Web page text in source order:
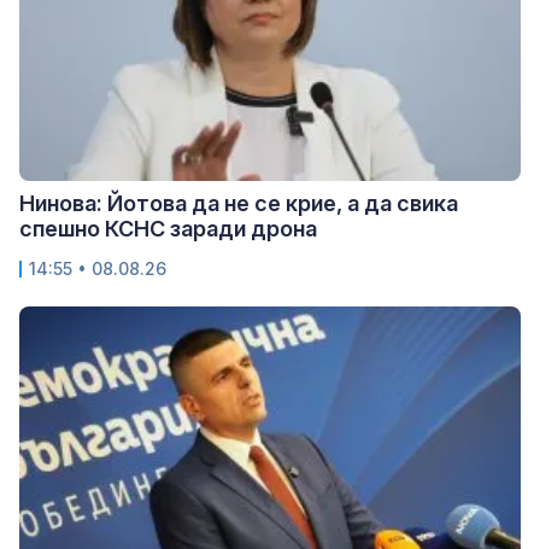
Нинова: Йотова да не се крие, а да свика
спешно КСНС заради дрона
14:55 • 08.08.26